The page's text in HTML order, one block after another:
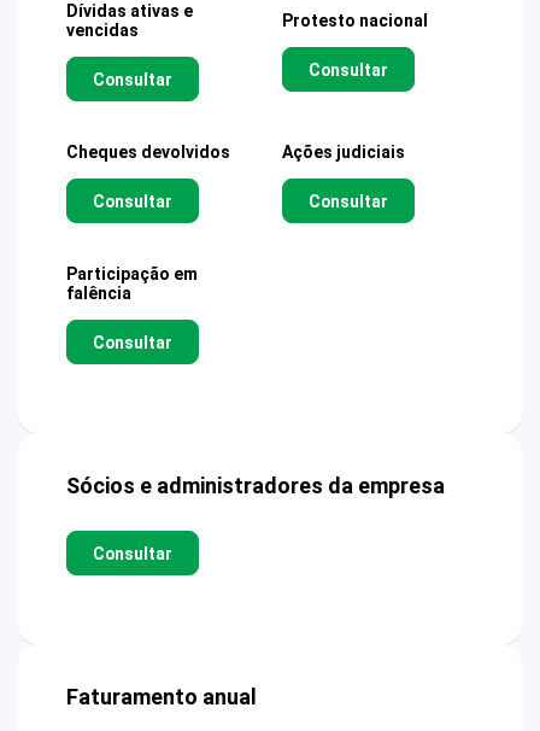
Dívidas ativas e
vencidas
Consultar
Protesto nacional
Consultar
Cheques devolvidos
Consultar
Ações judiciais
Consultar
Participação em
falência
Consultar
Sócios e administradores da empresa
Consultar
Faturamento anual